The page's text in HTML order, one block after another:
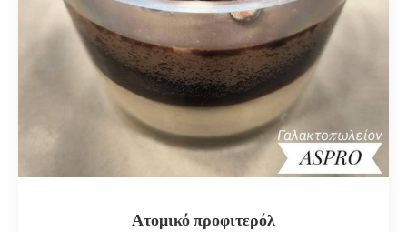
Ατομικό προφιτερόλ